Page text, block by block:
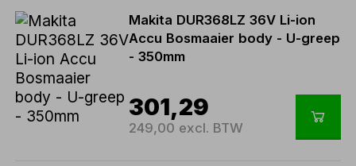
Makita DUR368LZ 36V Li-ion
Accu Bosmaaier body - U-greep
- 350mm
301,29
249,00 excl. BTW